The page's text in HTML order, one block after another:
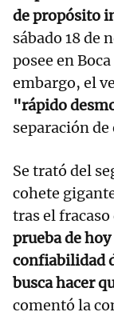
de propósito
sábado 18 de
posee en
embargo, el
"rápido
separación de
Se trató del
cohete
tras el
prueba de
confiabilidad
busca hacer
comentó la